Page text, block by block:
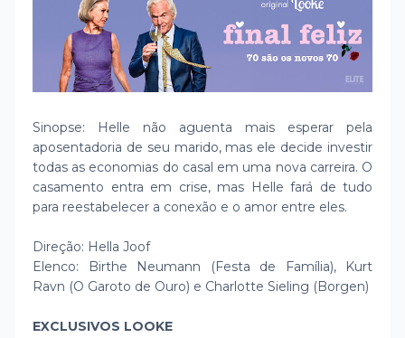
Sinopse: Helle não aguenta mais esperar pela
aposentadoria de seu marido, mas ele decide investir
todas as economias do casal em uma nova carreira. O
casamento entra em crise, mas Helle fará de tudo
para reestabelecer a conexão e o amor entre eles.
Direção: Hella Joof
Elenco: Birthe Neumann (Festa de Família), Kurt
Ravn (O Garoto de Ouro) e Charlotte Sieling (Borgen)
EXCLUSIVOS LOOKE